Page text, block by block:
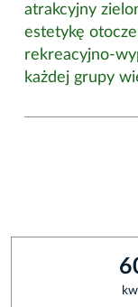
atrakcyjny
estetykę
rekreacyjno-
każdej grupy